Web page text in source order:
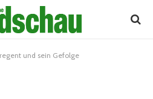
und sein Gefolge